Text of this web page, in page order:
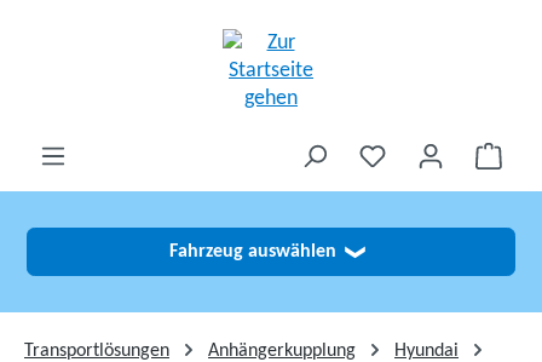
Fahrzeug auswählen ❯
Transportlösungen Anhängerkupplung
Hyundai